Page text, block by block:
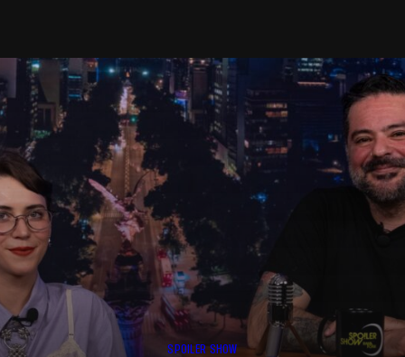
SPOILER SHOW